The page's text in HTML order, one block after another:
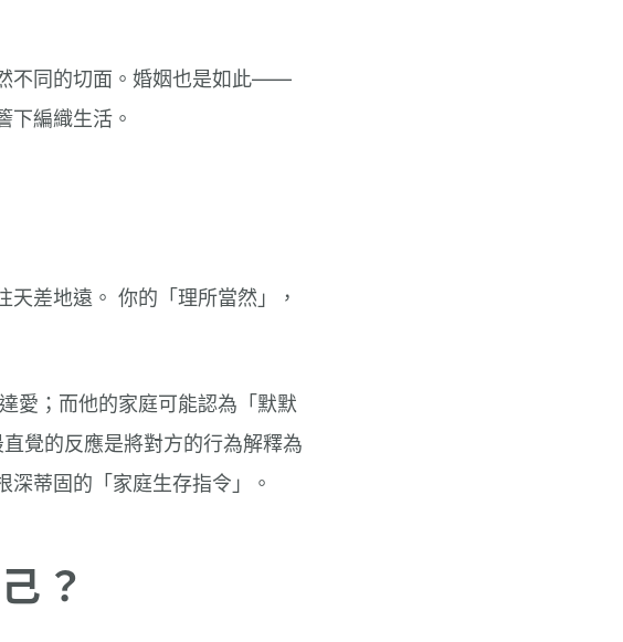
不同的切面。婚姻也是如此——
下編織生活。
差地遠。 你的「理所當然」，
愛；而他的家庭可能認為「默默
覺的反應是將對方的行為解釋為
深蒂固的「家庭生存指令」。
？